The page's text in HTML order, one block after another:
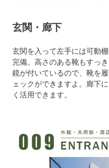
玄関・廊下
玄関を入って左手には可動
完備。高さのある靴もすっ
鏡が付いているので、靴を
ェックができますよ。廊下
く活用できます。